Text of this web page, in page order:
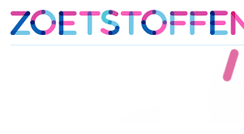
Skip
to
content